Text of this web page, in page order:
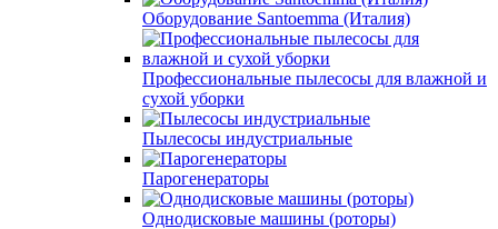
Оборудование Santoemma (Италия)
Профессиональные пылесосы для влажной и
сухой уборки
Пылесосы индустриальные
Парогенераторы
Однодисковые машины (роторы)